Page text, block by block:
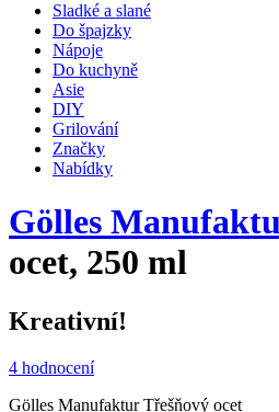
Sladké a slané
Do špajzky
Nápoje
Do kuchyně
Asie
DIY
Grilování
Značky
Nabídky
Gölles
ocet, 250 ml
Kreativní!
4 hodnocení
Gölles Manufaktur Třešňový ocet